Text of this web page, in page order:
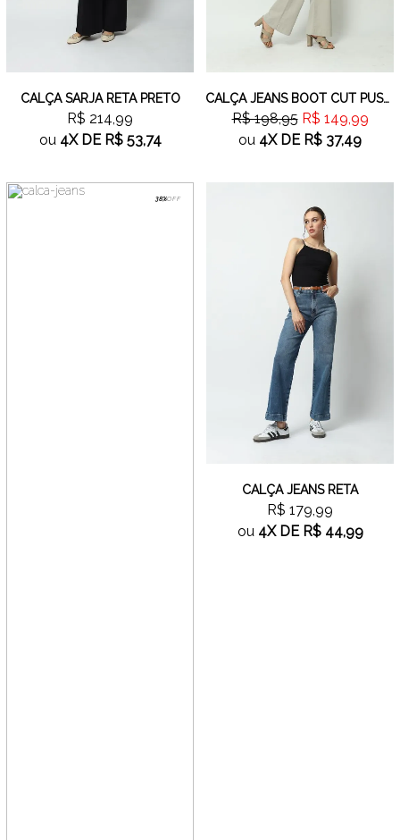
CALÇA SARJA RETA PRETO
R$ 214,99
ou 4XDE R$ 53,74
CALÇA JEANS BOOT CUT PUSH UP CINZA
R$ 198,95 R$ 149,99
ou 4XDE R$ 37,49
38%OFF
CALÇA JEANS RETA
R$ 179,99
ou 4XDE R$ 44,99